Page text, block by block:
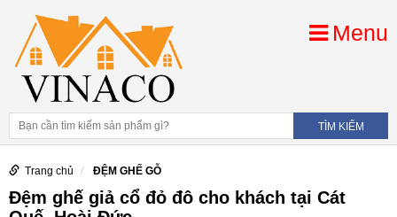
Menu
Trang chủ ĐỆM GHẾ GỖ
Đệm ghế giả cổ đỏ đô cho khách tại Cát